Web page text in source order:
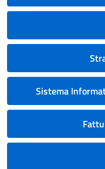
Sistema